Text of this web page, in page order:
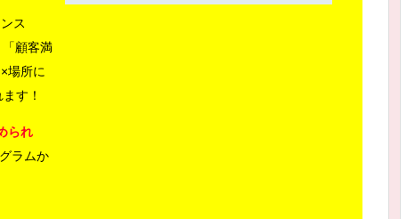
ス
顧客満
場所に
す！
られ
ラムか